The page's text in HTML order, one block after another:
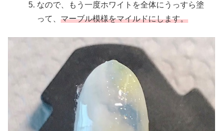
なので、もう一度ホワイトを全体にうっすら塗
って、マーブル模様をマイルドにします。